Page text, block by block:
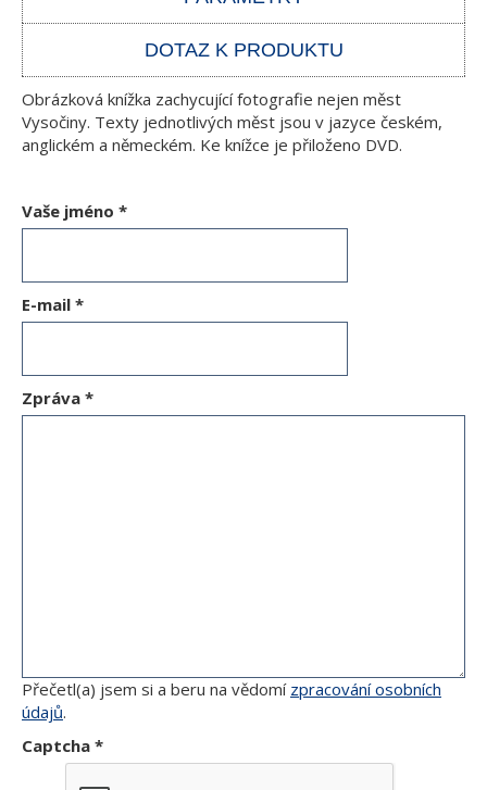
DOTAZ K PRODUKTU
Obrázková knížka zachycující fotografie nejen měst
Vysočiny. Texty jednotlivých měst jsou v jazyce českém,
anglickém a německém. Ke knížce je přiloženo DVD.
Vaše jméno *
E-mail *
Zpráva *
Přečetl(a) jsem si a beru na vědomí zpracování osobních
údajů.
Captcha *